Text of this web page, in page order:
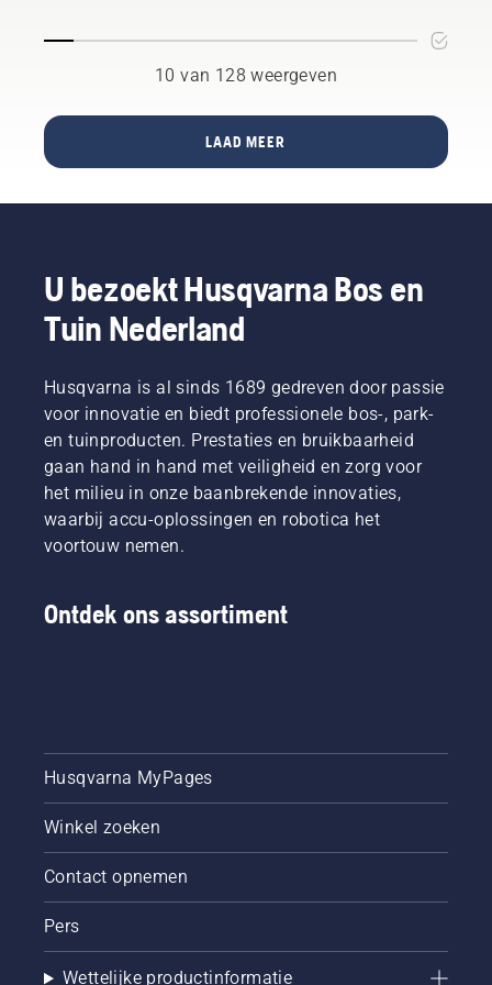
uw tuin
Husqvarna
de tuin
moet
die uw
dieren
die af en
toe
langskomen!
hebben
het
BioLife-
initiatief
gelanceerd
om de
tuin te
promoten
onderdeel
ook naar
nul
ongelukken
met
onze
die aan
voldoen.
Husqvarna
installatie
via
met
fysieke
begrenzingsdraden.
meest
10 van 128 weergeven
LAAD MEER
U bezoekt Husqvarna Bos en
Tuin Nederland
Husqvarna is al sinds 1689 gedreven door passie
voor innovatie en biedt professionele bos-, park-
en tuinproducten. Prestaties en bruikbaarheid
gaan hand in hand met veiligheid en zorg voor
het milieu in onze baanbrekende innovaties,
waarbij accu-oplossingen en robotica het
voortouw nemen.
Ontdek ons assortiment
Husqvarna MyPages
Winkel zoeken
Contact opnemen
Pers
Wettelijke productinformatie